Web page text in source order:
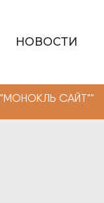
НОВОСТИ
-